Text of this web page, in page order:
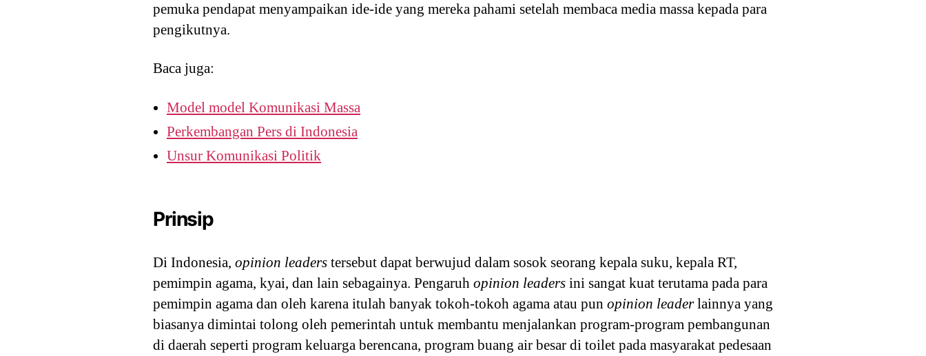
pemuka pendapat menyampaikan ide-ide yang mereka pahami setelah membaca media massa kepada para
pengikutnya.
Baca juga:
Model model Komunikasi Massa
Perkembangan Pers di Indonesia
Unsur Komunikasi Politik
Prinsip
Di Indonesia, opinion leaders tersebut dapat berwujud dalam sosok seorang kepala suku, kepala RT,
pemimpin agama, kyai, dan lain sebagainya. Pengaruh opinion leaders ini sangat kuat terutama pada para
pemimpin agama dan oleh karena itulah banyak tokoh-tokoh agama atau pun opinion leaderlainnya yang
biasanya dimintai tolong oleh pemerintah untuk membantu menjalankan program-program pembangunan
di daerah seperti program keluarga berencana, program buang air besar di toilet pada masyarakat pedesaan